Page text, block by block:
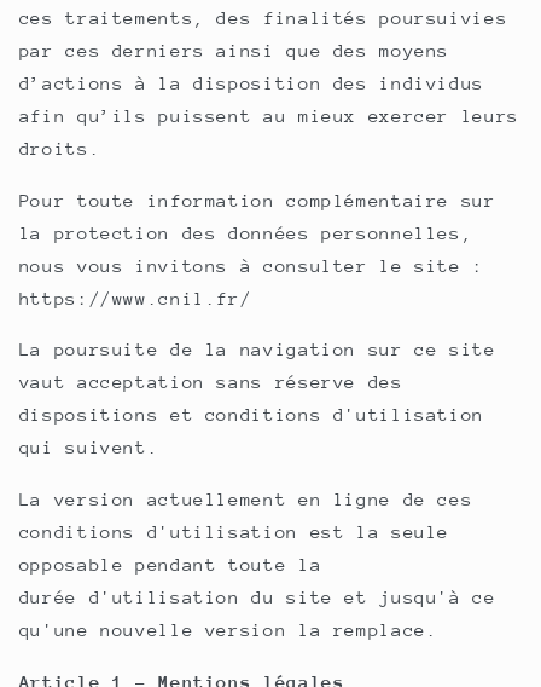
ces traitements, des finalités poursuivies
par ces derniers ainsi que des moyens
d’actions à la disposition des individus
afin qu’ils puissent au mieux exercer leurs
droits.
Pour toute information complémentaire sur
la protection des données personnelles,
nous vous invitons à consulter le site :
https://www.cnil.fr/
La poursuite de la navigation sur ce site
vaut acceptation sans réserve des
dispositions et conditions d'utilisation
qui suivent.
La version actuellement en ligne de ces
conditions d'utilisation est la seule
opposable pendant toute la
durée d'utilisation du site et jusqu'à ce
qu'une nouvelle version la remplace.
Article 1 - Mentions légales